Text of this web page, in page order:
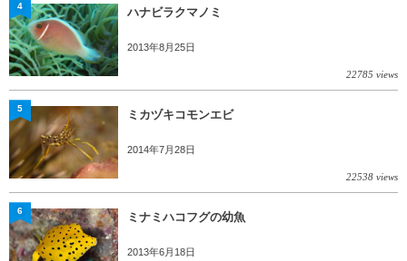
ハナビラクマノミ
2013年8月25日
22785 views
4
ミカヅキコモンエビ
2014年7月28日
22538 views
5
ミナミハコフグの幼魚
2013年6月18日
6